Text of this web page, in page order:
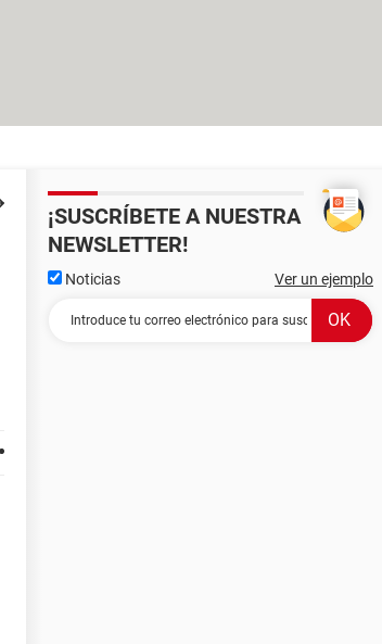
¡SUSCRÍBETE A NUESTRA
NEWSLETTER!
Noticias Ver un ejemplo